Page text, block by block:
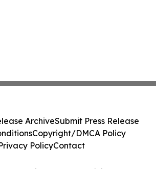
ArchiveSubmit Press Release
Copyright/DMCA Policy
PolicyContact